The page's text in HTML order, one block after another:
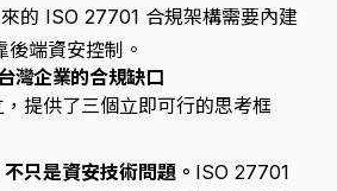
的 ISO 27701 合規架構需要內建
端資安控制。
灣企業的合規缺口
提供了三個立即可行的思考框
只是資安技術問題。 ISO 27701